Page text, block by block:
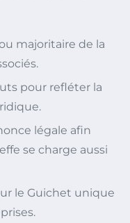
majoritaire de la
pour refléter la
légale afin
se charge aussi
le Guichet unique